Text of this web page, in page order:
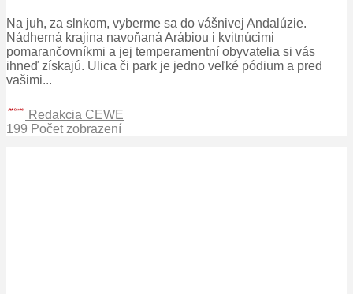
Na juh, za slnkom, vyberme sa do vášnivej Andalúzie.
Nádherná krajina navoňaná Arábiou i kvitnúcimi
pomarančovníkmi a jej temperamentní obyvatelia si vás
ihneď získajú. Ulica či park je jedno veľké pódium a pred
vašimi...
Redakcia CEWE
199 Počet zobrazení